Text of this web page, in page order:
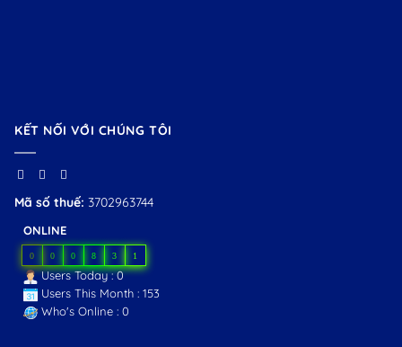
KẾT NỐI VỚI CHÚNG TÔI
Mã số thuế: 3702963744
ONLINE
0 0 0 8 3 1
Users Today : 0
Users This Month : 153
Who's Online : 0